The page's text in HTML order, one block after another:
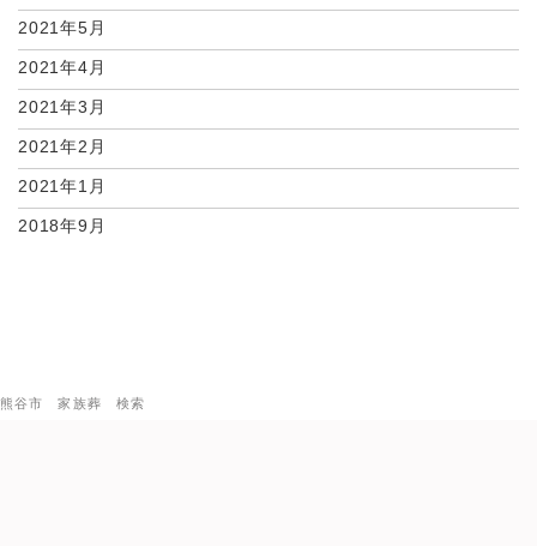
熊谷市 家族葬 検索
2021年5月
2021年4月
2021年3月
2021年2月
2021年1月
2018年9月